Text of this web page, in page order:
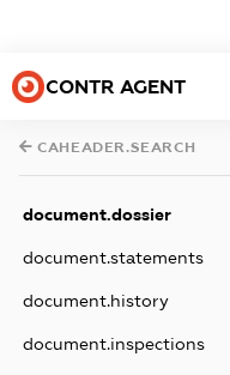
CONTR AGENT
CAHEADER.SEARCH
document.dossier
document.statements
document.history
document.inspections